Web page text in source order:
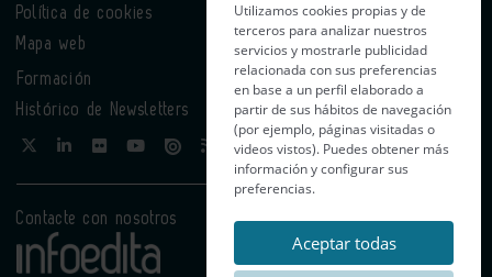
Política de cookies
Mapa web
Formación
Histórico de Newsletters
Contacte con nosotros
Utilizamos cookies propias y de
terceros para analizar nuestros
servicios y mostrarle publicidad
relacionada con sus preferencias
en base a un perfil elaborado a
partir de sus hábitos de navegación
(por ejemplo, páginas visitadas o
videos vistos). Puedes obtener más
información y configurar sus
preferencias.
Aceptar todas